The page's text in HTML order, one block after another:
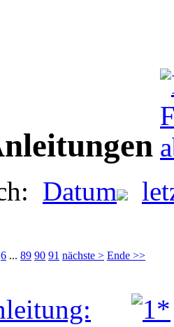
Datum
6 ... 89 90 91 nächste > Ende >>